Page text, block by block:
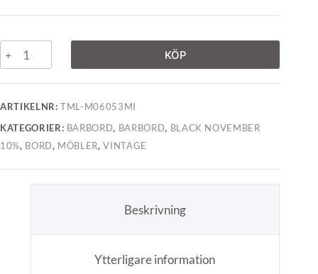
KÖP
ARTIKELNR:TML-M06053MI
KATEGORIER: BARBORD, BARBORD, BLACK NOVEMBER
10%, BORD, MÖBLER,VINTAGE
Beskrivning
Ytterligare information